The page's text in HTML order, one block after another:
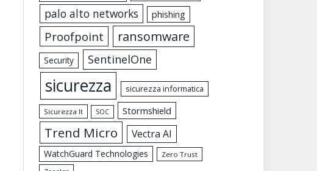
palo alto networks phishing
Proofpoint ransomware
Security SentinelOne
sicurezza sicurezza informatica
Sicurezza It SOC Stormshield
Trend Micro Vectra AI
WatchGuard Technologies
Zero Trust